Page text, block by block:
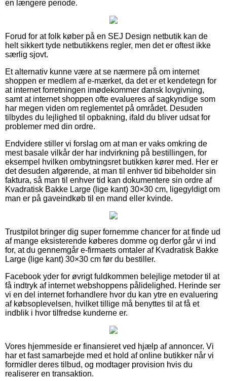
en længere periode.
Forud for at folk køber på en SEJ Design netbutik kan de
helt sikkert tyde netbutikkens regler, men det er oftest ikke
særlig sjovt.
Et alternativ kunne være at se nærmere på om internet
shoppen er medlem af e-mærket, da det er et kendetegn for
at internet forretningen imødekommer dansk lovgivning,
samt at internet shoppen ofte evalueres af sagkyndige som
har megen viden om reglementet på området. Desuden
tilbydes du lejlighed til opbakning, ifald du bliver udsat for
problemer med din ordre.
Endvidere stiller vi forslag om at man er vaks omkring de
mest basale vilkår der har indvirkning på bestillingen, for
eksempel hvilken ombytningsret butikken kører med. Her er
det desuden afgørende, at man til enhver tid bibeholder sin
faktura, så man til enhver tid kan dokumentere sin ordre af
Kvadratisk Bakke Large (lige kant) 30×30 cm, ligegyldigt om
man er på gaveindkøb til en mand eller kvinde.
Trustpilot bringer dig super fornemme chancer for at finde ud
af mange eksisterende køberes domme og derfor går vi ind
for, at du gennemgår e-firmaets omtaler af Kvadratisk Bakke
Large (lige kant) 30×30 cm før du bestiller.
Facebook yder for øvrigt fuldkommen belejlige metoder til at
få indtryk af internet webshoppens pålidelighed. Herinde ser
vi en del internet forhandlere hvor du kan ytre en evaluering
af købsoplevelsen, hvilket tillige må benyttes til at få et
indblik i hvor tilfredse kunderne er.
Vores hjemmeside er finansieret ved hjælp af annoncer. Vi
har et fast samarbejde med et hold af online butikker når vi
formidler deres tilbud, og modtager provision hvis du
realiserer en transaktion.